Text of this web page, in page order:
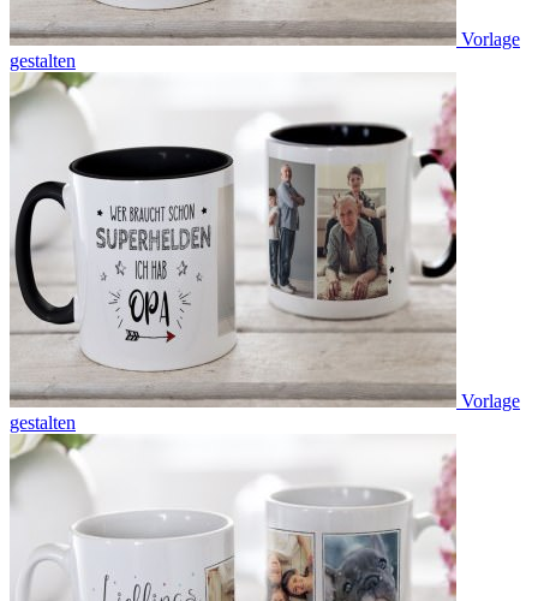
Vorlage
gestalten
Vorlage
gestalten